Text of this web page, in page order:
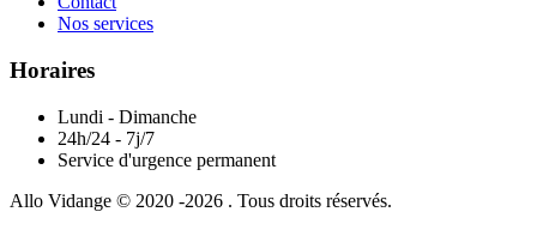
Nos services
Horaires
Lundi - Dimanche
24h/24 - 7j/7
Service d'urgence permanent
Allo Vidange © 2020 -2026 . Tous droits réservés.